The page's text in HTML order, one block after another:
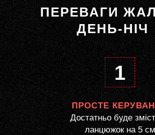
ПЕРЕВАГИ
ДЕНЬ-НІЧ
1
ПРОСТЕ
Достатньо буде
ланцюжок на 5 см